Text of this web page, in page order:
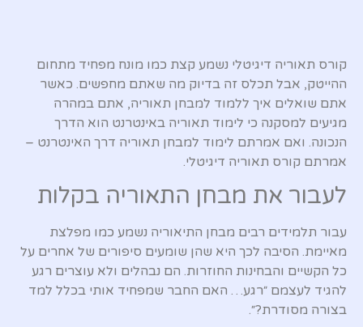
קורס תאוריה דיגיטלי נשמע קצת כמו מונח מפחיד מתחום
ההייטק, אבל תכלס זה בדיוק מה שאתם מחפשים. כאשר
אתם שואלים איך ללמוד למבחן תאוריה, אתם במהרה
מגיעים למסקנה כי לימוד תאוריה באינטרנט הוא הדרך
הנכונה. ואם אמרתם לימוד למבחן תאוריה דרך האינטרנט –
אמרתם קורס תאוריה דיגיטלי.
לעבור את מבחן התאוריה בקלות
עבור תלמידים רבים מבחן התיאוריה נשמע כמו מפלצת
מאיימת. הסיבה לכך היא שהן שומעים סיפורים של אחרים על
כל הקשיים והבחינות החוזרות. הם נבהלים ולא עוצרים רגע
להגיד לעצמם ״רגע… האם החבר שמפחיד אותי בכלל למד
בצורה מסודרת?״.